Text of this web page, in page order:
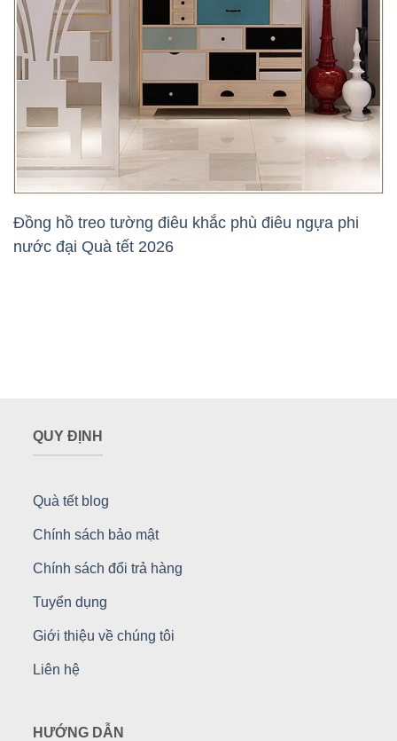
Đồng hồ treo tường điêu khắc phù điêu ngựa phi
nước đại Quà tết 2026
QUY ĐỊNH
Quà tết blog
Chính sách bảo mật
Chính sách đổi trả hàng
Tuyển dụng
Giới thiệu về chúng tôi
Liên hệ
HƯỚNG DẪN